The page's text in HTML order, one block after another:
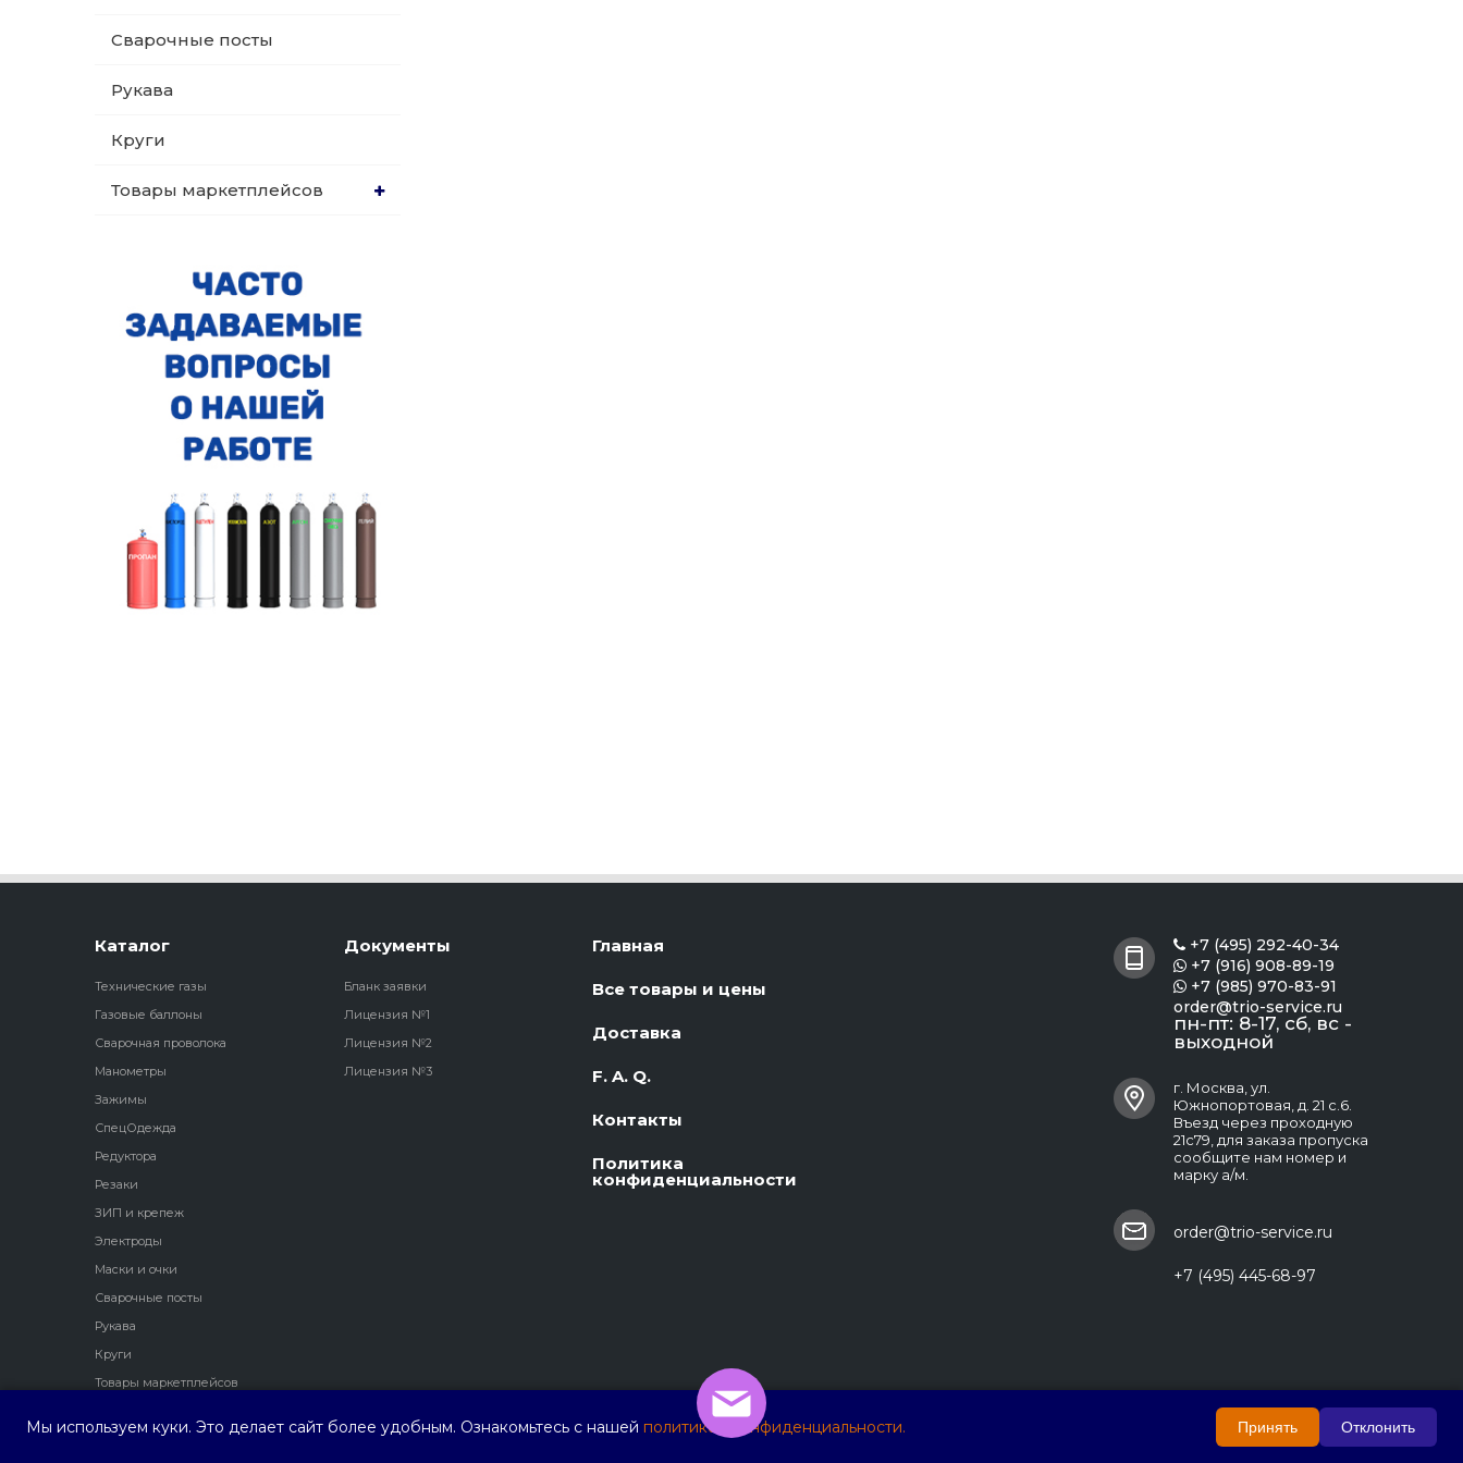
Сварочные посты
Рукава
Круги
Товары маркетплейсов
Каталог
Технические газы
Газовые баллоны
Сварочная проволока
Манометры
Зажимы
СпецОдежда
Редуктора
Резаки
ЗИП и крепеж
Электроды
Маски и очки
Сварочные посты
Рукава
Круги
Товары маркетплейсов
Документы
Бланк заявки
Лицензия №1
Лицензия №2
Лицензия №3
Главная
Все товары и цены
Доставка
F. A. Q.
Контакты
Политика
конфиденциальности
 +7 (495) 292-40-34
 +7 (916) 908-89-19
 +7 (985) 970-83-91
order@trio-service.ru
пн-пт: 8-17, сб, вс -
выходной
г. Москва, ул.
Южнопортовая, д. 21 с.6.
Въезд через проходную
21с79, для заказа пропуска
сообщите нам номер и
марку а/м.
order@trio-service.ru
+7 (495) 445-68-97
Мы используем куки. Это делает сайт более удобным. Ознакомьтесь с нашей политикой конфиденциальности. Принять Отклонить